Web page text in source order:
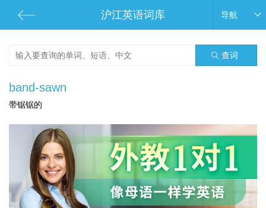
沪江英语词库 导航
查词
band-sawn
带锯锯的